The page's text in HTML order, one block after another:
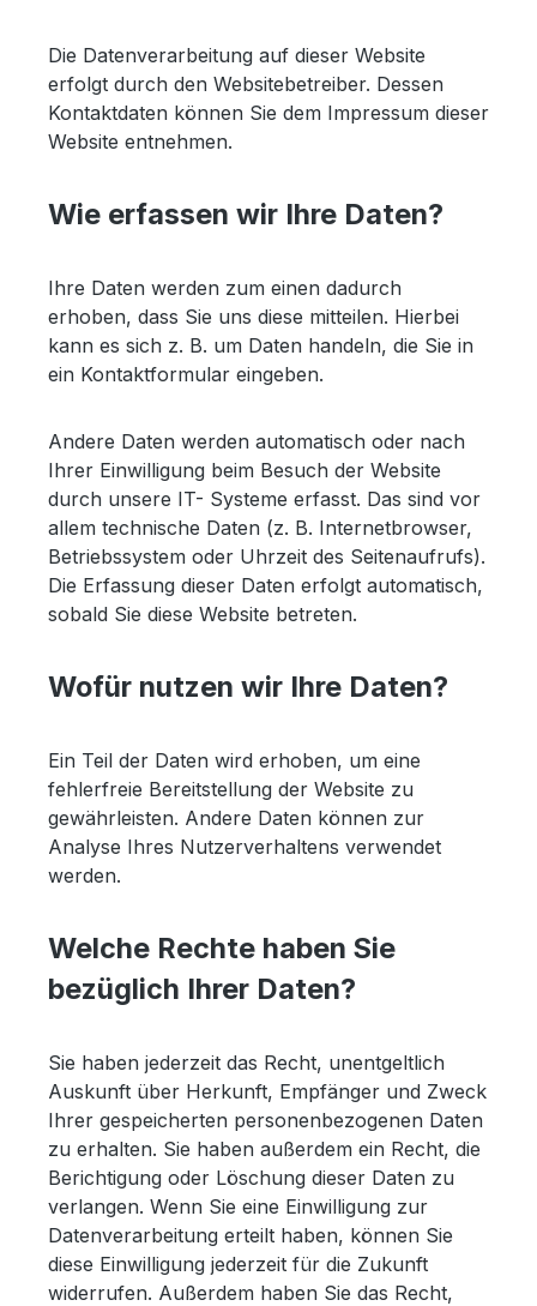
Die Datenverarbeitung auf dieser Website
erfolgt durch den Websitebetreiber. Dessen
Kontaktdaten können Sie dem Impressum dieser
Website entnehmen.
Wie erfassen wir Ihre Daten?
Ihre Daten werden zum einen dadurch
erhoben, dass Sie uns diese mitteilen. Hierbei
kann es sich z. B. um Daten handeln, die Sie in
ein Kontaktformular eingeben.
Andere Daten werden automatisch oder nach
Ihrer Einwilligung beim Besuch der Website
durch unsere IT- Systeme erfasst. Das sind vor
allem technische Daten (z. B. Internetbrowser,
Betriebssystem oder Uhrzeit des Seitenaufrufs).
Die Erfassung dieser Daten erfolgt automatisch,
sobald Sie diese Website betreten.
Wofür nutzen wir Ihre Daten?
Ein Teil der Daten wird erhoben, um eine
fehlerfreie Bereitstellung der Website zu
gewährleisten. Andere Daten können zur
Analyse Ihres Nutzerverhaltens verwendet
werden.
Welche Rechte haben Sie
bezüglich Ihrer Daten?
Sie haben jederzeit das Recht, unentgeltlich
Auskunft über Herkunft, Empfänger und Zweck
Ihrer gespeicherten personenbezogenen Daten
zu erhalten. Sie haben außerdem ein Recht, die
Berichtigung oder Löschung dieser Daten zu
verlangen. Wenn Sie eine Einwilligung zur
Datenverarbeitung erteilt haben, können Sie
diese Einwilligung jederzeit für die Zukunft
widerrufen. Außerdem haben Sie das Recht,